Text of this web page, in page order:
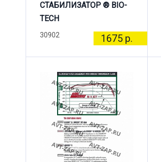
СТАБИЛИЗАТОР ® BIO-
TECH
30902 1675 р.